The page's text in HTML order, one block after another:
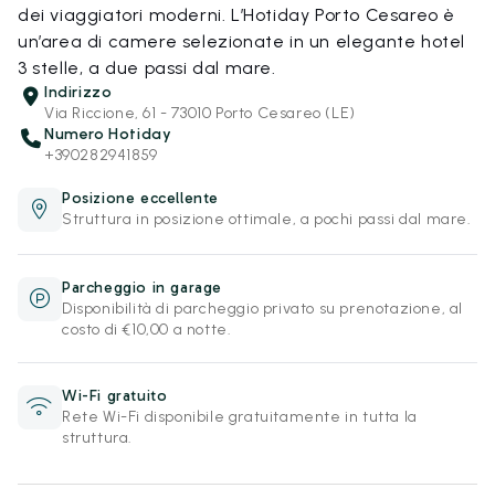
dei viaggiatori moderni. L’Hotiday Porto Cesareo è
un’area di camere selezionate in un elegante hotel
3 stelle, a due passi dal mare.
Indirizzo
Via Riccione, 61 - 73010 Porto Cesareo (LE)
Numero Hotiday
+390282941859
Posizione eccellente
Struttura in posizione ottimale, a pochi passi dal mare.
Parcheggio in garage
Disponibilità di parcheggio privato su prenotazione, al
costo di €10,00 a notte.
Wi-Fi gratuito
Rete Wi-Fi disponibile gratuitamente in tutta la
struttura.